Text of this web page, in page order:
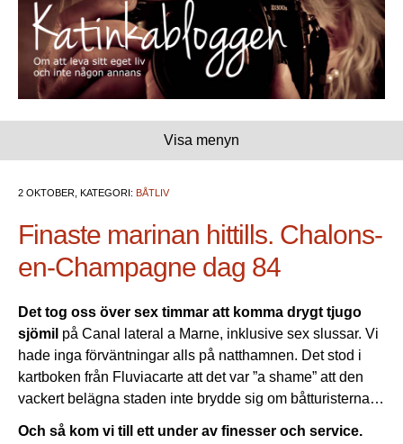
Visa menyn
2 OKTOBER, KATEGORI: BÅTLIV
Finaste marinan hittills. Chalons-
en-Champagne dag 84
Det tog oss över sex timmar att komma drygt tjugo
sjömil på Canal lateral a Marne, inklusive sex slussar. Vi
hade inga förväntningar alls på natthamnen. Det stod i
kartboken från Fluviacarte att det var ”a shame” att den
vackert belägna staden inte brydde sig om båtturisterna…
Och så kom vi till ett under av finesser och service.